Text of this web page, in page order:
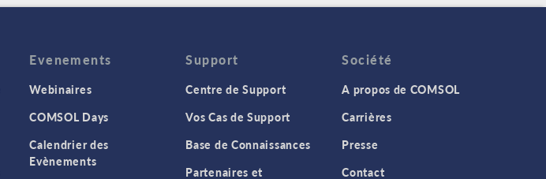
Evenements
Webinaires
COMSOL Days
Calendrier des
Evènements
Support
Centre de Support
Vos Cas de Support
Base de Connaissances
Partenaires et
Société
A propos de COMSOL
Carrières
Presse
Contact